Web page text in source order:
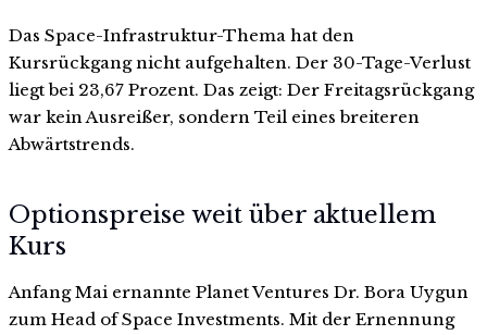
Das Space-Infrastruktur-Thema hat den
Kursrückgang nicht aufgehalten. Der 30-Tage-Verlust
liegt bei 23,67 Prozent. Das zeigt: Der Freitagsrückgang
war kein Ausreißer, sondern Teil eines breiteren
Abwärtstrends.
Optionspreise weit über aktuellem
Kurs
Anfang Mai ernannte Planet Ventures Dr. Bora Uygun
zum Head of Space Investments. Mit der Ernennung